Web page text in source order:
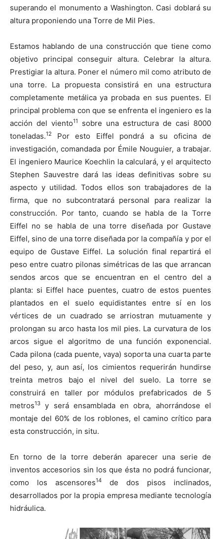
superando el monumento a Washington. Casi doblará su
altura proponiendo una Torre de Mil Pies.
Estamos hablando de una construcción que tiene como
objetivo principal conseguir altura. Celebrar la altura.
Prestigiar la altura. Poner el número mil como atributo de
una torre. La propuesta consistirá en una estructura
completamente metálica ya probada en sus puentes. El
principal problema con que se enfrenta el ingeniero es la
acción del viento11
sobre una estructura de casi 8000
toneladas.12
Por esto Eiffel pondrá a su oficina de
investigación, comandada por Émile Nouguier, a trabajar.
El ingeniero Maurice Koechlin la calculará, y el arquitecto
Stephen Sauvestre dará las ideas definitivas sobre su
aspecto y utilidad. Todos ellos son trabajadores de la
firma, que no subcontratará personal para realizar la
construcción. Por tanto, cuando se habla de la Torre
Eiffel no se habla de una torre diseñada por Gustave
Eiffel, sino de una torre diseñada por la compañía y por el
equipo de Gustave Eiffel. La solución final repartirá el
peso entre cuatro pilonas simétricas de las que arrancan
sendos arcos que se encuentran en el centro del a
planta: si Eiffel hace puentes, cuatro de estos puentes
plantados en el suelo equidistantes entre sí en los
vértices de un cuadrado se arriostran mutuamente y
prolongan su arco hasta los mil pies. La curvatura de los
arcos sigue el algoritmo de una función exponencial.
Cada pilona (cada puente, vaya) soporta una cuarta parte
del peso, y, aun así, los cimientos requerirán hundirse
treinta metros bajo el nivel del suelo. La torre se
construirá en taller por módulos prefabricados de 5
metros13
y será ensamblada en obra, ahorrándose el
montaje del 60% de los roblones, el camino crítico para
esta construcción, in situ.
En torno de la torre deberán aparecer una serie de
inventos accesorios sin los que ésta no podrá funcionar,
como los ascensores14
de dos pisos inclinados,
desarrollados por la propia empresa mediante tecnología
hidráulica.